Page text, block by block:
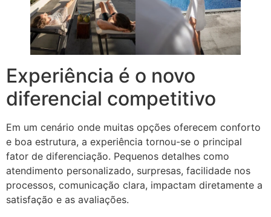
Experiência é o novo
diferencial competitivo
Em um cenário onde muitas opções oferecem conforto
e boa estrutura, a experiência tornou-se o principal
fator de diferenciação. Pequenos detalhes como
atendimento personalizado, surpresas, facilidade nos
processos, comunicação clara, impactam diretamente a
satisfação e as avaliações.